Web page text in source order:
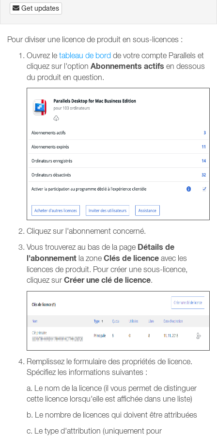
Get updates
Pour diviser une licence de produit en sous-licences :
Ouvrez le tableau de bord de votre compte Parallels et
cliquez sur l'option Abonnements actifs en dessous
du produit en question.
Cliquez sur l'abonnement concerné.
Vous trouverez au bas de la page Détails de
l'abonnement la zone Clés de licence avec les
licences de produit. Pour créer une sous-licence,
cliquez sur Créer une clé de licence.
Remplissez le formulaire des propriétés de licence.
Spécifiez les informations suivantes :
a. Le nom de la licence (il vous permet de distinguer
cette licence lorsqu'elle est affichée dans une liste)
b. Le nombre de licences qui doivent être attribuées
c. Le type d'attribution (uniquement pour